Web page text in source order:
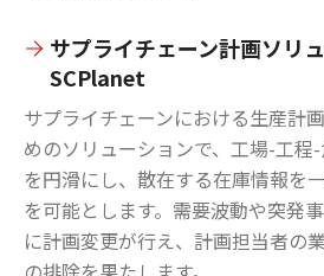
サプライチェーン計画ソリ
SCPlanet
サプライチェーンにおける生産計
めのソリューションで、工場-工程
を円滑にし、散在する在庫情報を
を可能とします。需要波動や突発
に計画変更が行え、計画担当者の